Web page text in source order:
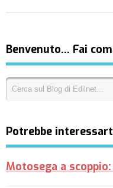
Benvenuto… Fai
Potrebbe
Motosega a